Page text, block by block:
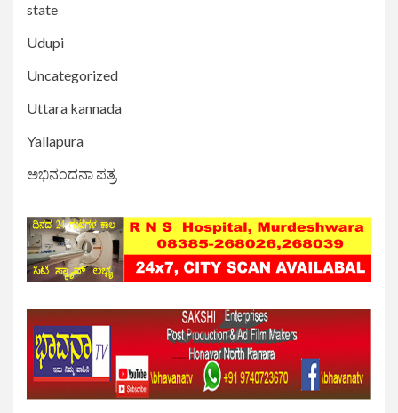
state
Udupi
Uncategorized
Uttara kannada
Yallapura
ಅಭಿನಂದನಾ ಪತ್ರ